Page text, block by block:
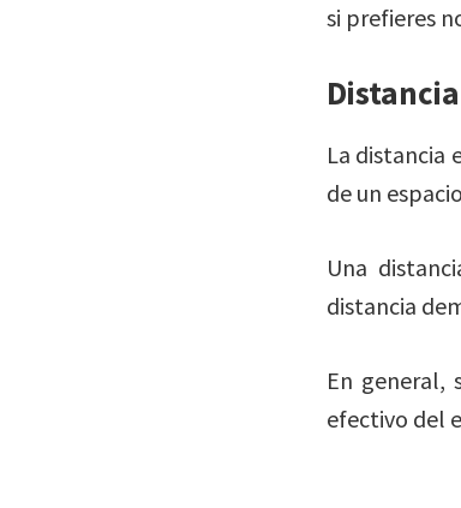
si prefieres
La distancia
de un
Una
distancia
En general,
efectivo del